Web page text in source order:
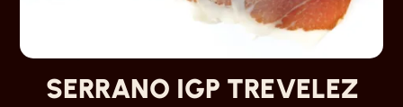
SERRANO IGP TREVELEZ